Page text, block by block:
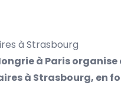
à Strasbourg
à Paris organise
à Strasbourg, en